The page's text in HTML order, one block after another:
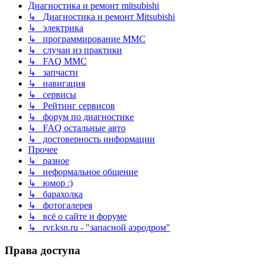
Диагностика и ремонт mitsubishi
↳ Диагностика и ремонт Mitsubishi
↳ электрика
↳ программирование MMC
↳ случаи из практики
↳ FAQ MMC
↳ запчасти
↳ навигация
↳ сервисы
↳ Рейтинг сервисов
↳ форум по диагностике
↳ FAQ остальные авто
↳ достоверность информации
Прочее
↳ разное
↳ неформальное общение
↳ юмор :)
↳ барахолка
↳ фотогалерея
↳ всё о сайте и форуме
↳ rvr.ksn.ru - "запасной аэродром"
Права доступа